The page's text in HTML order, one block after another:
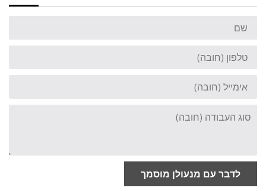
שם
טלפון
אימייל
סוג
העבודה
לדבר עם מנעולן מוסמך